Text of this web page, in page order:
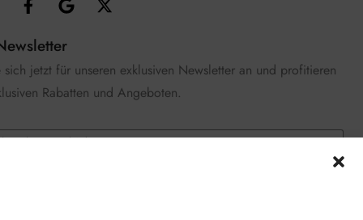
jetzt für unseren exklusiven Newsletter an und profitieren
Rabatten und Angeboten.